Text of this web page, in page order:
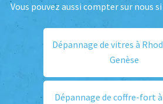
Vous pouvez aussi compter sur nous si
Dépannage de vitres à
Genèse
Dépannage de coffre-fort